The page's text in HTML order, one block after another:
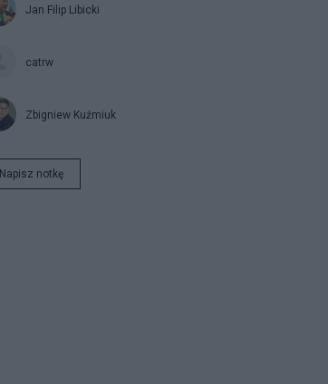
Jan Filip Libicki
catrw
Zbigniew Kuźmiuk
Napisz notkę